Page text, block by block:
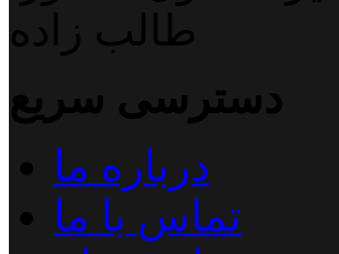
طالب زاده
دسترسی سریع
درباره ما
تماس با ما